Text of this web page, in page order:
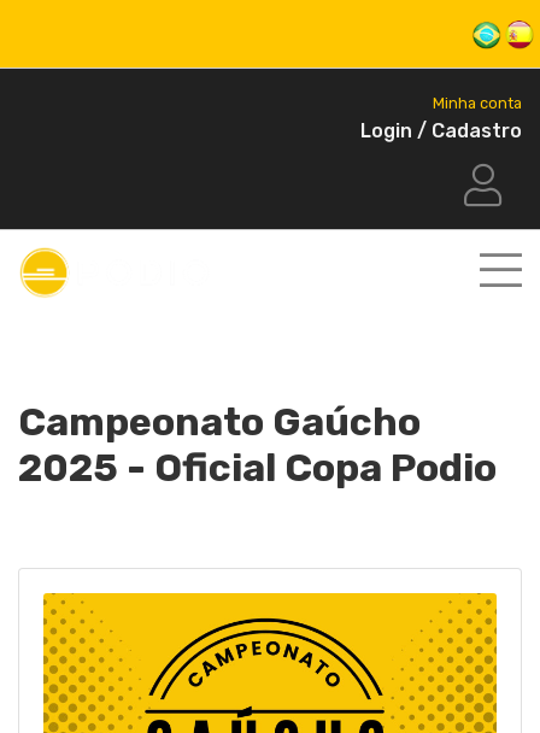
Minha conta
Login / Cadastro
Campeonato Gaúcho
2025 - Oficial Copa Podio